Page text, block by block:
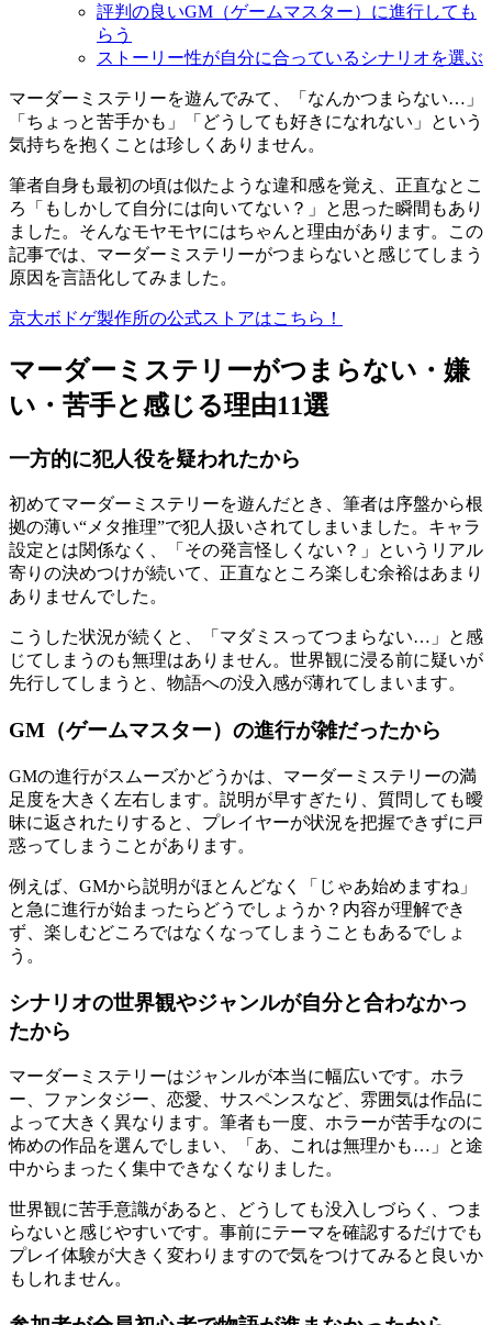
評判の良いGM（ゲームマスター）に進行しても
らう
ストーリー性が自分に合っているシナリオを選ぶ
マーダーミステリーを遊んでみて、「なんかつまらない…」
「ちょっと苦手かも」「どうしても好きになれない」という
気持ちを抱くことは珍しくありません。
筆者自身も最初の頃は似たような違和感を覚え、正直なとこ
ろ「もしかして自分には向いてない？」と思った瞬間もあり
ました。そんなモヤモヤにはちゃんと理由があります。この
記事では、マーダーミステリーがつまらないと感じてしまう
原因を言語化してみました。
京大ボドゲ製作所の公式ストアはこちら！
マーダーミステリーがつまらない・嫌
い・苦手と感じる理由11選
一方的に犯人役を疑われたから
初めてマーダーミステリーを遊んだとき、筆者は序盤から根
拠の薄い“メタ推理”で犯人扱いされてしまいました。キャラ
設定とは関係なく、「その発言怪しくない？」というリアル
寄りの決めつけが続いて、正直なところ楽しむ余裕はあまり
ありませんでした。
こうした状況が続くと、「マダミスってつまらない…」と感
じてしまうのも無理はありません。世界観に浸る前に疑いが
先行してしまうと、物語への没入感が薄れてしまいます。
GM（ゲームマスター）の進行が雑だったから
GMの進行がスムーズかどうかは、マーダーミステリーの満
足度を大きく左右します。説明が早すぎたり、質問しても曖
昧に返されたりすると、プレイヤーが状況を把握できずに戸
惑ってしまうことがあります。
例えば、GMから説明がほとんどなく「じゃあ始めますね」
と急に進行が始まったらどうでしょうか？内容が理解でき
ず、楽しむどころではなくなってしまうこともあるでしょ
う。
シナリオの世界観やジャンルが自分と合わなかっ
たから
マーダーミステリーはジャンルが本当に幅広いです。ホラ
ー、ファンタジー、恋愛、サスペンスなど、雰囲気は作品に
よって大きく異なります。筆者も一度、ホラーが苦手なのに
怖めの作品を選んでしまい、「あ、これは無理かも…」と途
中からまったく集中できなくなりました。
世界観に苦手意識があると、どうしても没入しづらく、つま
らないと感じやすいです。事前にテーマを確認するだけでも
プレイ体験が大きく変わりますので気をつけてみると良いか
もしれません。